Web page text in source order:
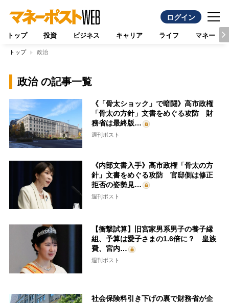
ログイン
トップ 投資 ビジネス キャリア ライフ マネー
トップ 政治
政治 の記事一覧
《「骨太ショック」で暗闘》高市政権
「骨太の方針」文書をめぐる攻防 財
務省は最終版…
週刊ポスト
《内部文書入手》高市政権「骨太の方
針」文書をめぐる攻防 官邸側は修正
拒否の姿勢見…
週刊ポスト
【衝撃試算】旧宮家男系男子の養子縁
組、予算は愛子さまの1.6倍に？ 皇族
費、宮内…
週刊ポスト
社会保険料引き下げの裏で財務省が企